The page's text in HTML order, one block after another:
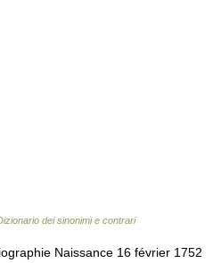
dei sinonimi e contrari
Naissance 16 février 1752